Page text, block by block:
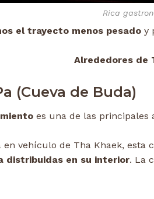
Rica
el trayecto menos pesado y
Alrededores de
(Cueva de Buda)
es una de las principales
vehículo de Tha Khaek, esta
distribuidas en su interior. La